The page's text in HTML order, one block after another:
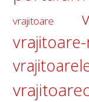
vrajitoare